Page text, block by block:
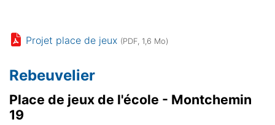
Projet place de jeux (PDF, 1,6 Mo)
Rebeuvelier
Place de jeux de l'école - Montchemin
19